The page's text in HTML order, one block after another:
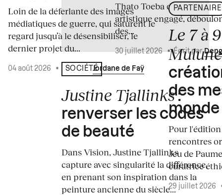
Loin de la déferlante des images
médiatiques de guerre, qui saturent le
regard jusqu’à le désensibiliser, le
dernier projet du...
04 août 2026 • Écrit par Jordane de Faÿ
SOCIÉTÉ
Justine Tjallinks:
renverser les codes
de beauté
Dans Vision, Justine Tjallinks
capture avec singularité la différence,
en prenant son inspiration dans la
peinture ancienne du siècle...
Thato Toeba dévoile un
artistique engagé,
des...
30 juillet 2026•Écrit par
PARTENAIRE
Le 7 à
des
monde
Pour l'édition
rencontres
Jeu de
curatrice
29 juillet 2026